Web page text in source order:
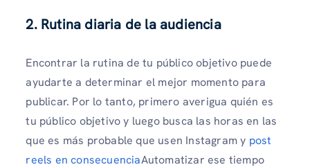
2. Rutina diaria de la audiencia
Encontrar la rutina de tu público objetivo puede
ayudarte a determinar el mejor momento para
publicar. Por lo tanto, primero averigua quién es
tu público objetivo y luego busca las horas en las
que es más probable que usen Instagram y post
reels en consecuenciaAutomatizar ese tiempo